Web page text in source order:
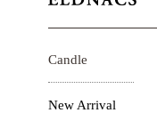
Candle
New Arrival